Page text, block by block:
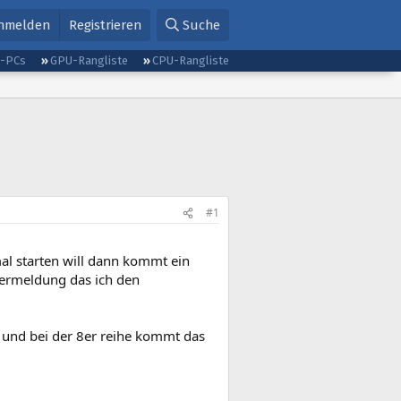
Registrieren Suche
PCs GPU-Rangliste CPU-Rangliste
#1
starten will dann kommt ein
das ich den
bei der 8er reihe kommt das